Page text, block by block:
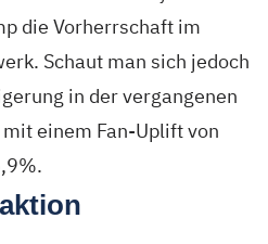
die Vorherrschaft im
Schaut man sich jedoch
in der vergangenen
einem Fan-Uplift von